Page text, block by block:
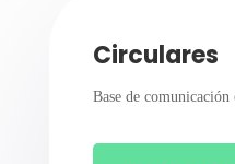
Circulares
Base de